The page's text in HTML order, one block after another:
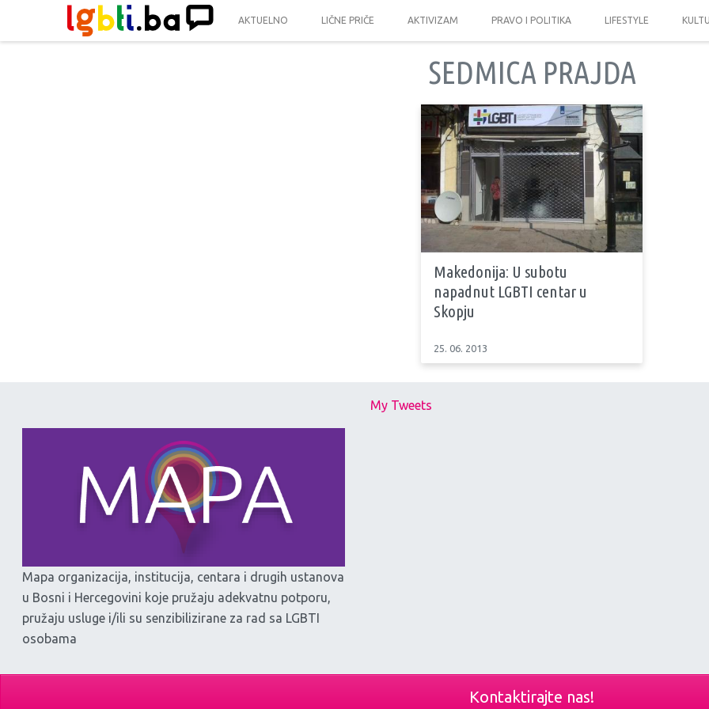
AKTUELNO LIČNE PRIČE AKTIVIZAM PRAVO I POLITIKA LIFESTYLE
SEDMICA PRAJDA
Makedonija: U subotu
napadnut LGBTI centar u
Skopju
25. 06. 2013
Mapa organizacija, institucija, centara i drugih ustanova
u Bosni i Hercegovini koje pružaju adekvatnu potporu,
pružaju usluge i/ili su senzibilizirane za rad sa LGBTI
osobama
My Tweets
Kontaktirajte nas!